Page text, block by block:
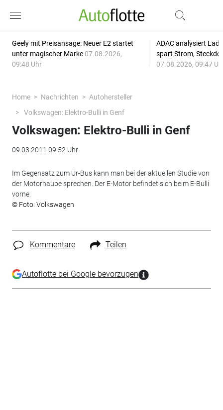
Geely mit Preisansage: Neuer E2 startet
unter magischer Marke 07.08.2026,
09:48 Uhr
ADAC analysiert
spart Strom,
07.08.2026, 09:47
Home Nachrichten
Autohersteller
Volkswagen: Elektro-Bulli in Genf
Volkswagen: Elektro-Bulli in Genf
09.03.2011 09:52 Uhr
Im Gegensatz zum Ur-Bus kann man bei der aktuellen Studie von
der Motorhaube sprechen. Der E-Motor befindet sich beim E-Bulli
vorne.
© Foto: Volkswagen
Kommentare Teilen
Autoflotte bei Google bevorzugen